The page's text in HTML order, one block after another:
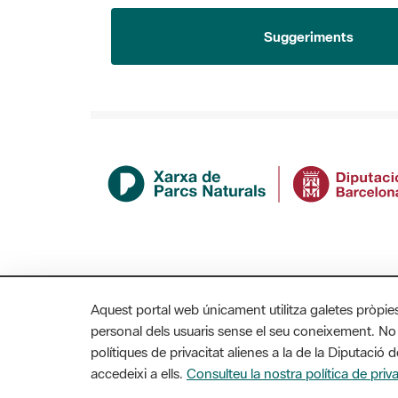
Suggeriments
Aquest portal web únicament utilitza galetes
personal dels usuaris sense el seu coneixement.
polítiques de privacitat alienes a la de la Diputació
accedeixi a ells. Consulteu la nostra política de